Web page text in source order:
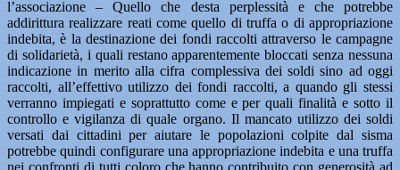
l’associazione – Quello che desta perplessità e che potrebbe
addirittura realizzare reati come quello di truffa o di appropriazione
indebita, è la destinazione dei fondi raccolti attraverso le campagne
di solidarietà, i quali restano apparentemente bloccati senza nessuna
indicazione in merito alla cifra complessiva dei soldi sino ad oggi
raccolti, all’effettivo utilizzo dei fondi raccolti, a quando gli stessi
verranno impiegati e soprattutto come e per quali finalità e sotto il
controllo e vigilanza di quale organo. Il mancato utilizzo dei soldi
versati dai cittadini per aiutare le popolazioni colpite dal sisma
potrebbe quindi configurare una appropriazione indebita e una truffa
nei confronti di tutti coloro che hanno contribuito con generosità ad